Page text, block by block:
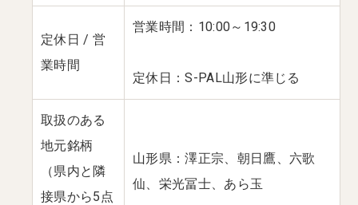
定休日 / 営
業時間
営業時間：10:00～19:30
定休日：S-PAL山形に準じる
取扱のある
地元銘柄
（県内と隣
接県から5点
山形県：澤正宗、朝日鷹、六歌
仙、栄光冨士、あら玉